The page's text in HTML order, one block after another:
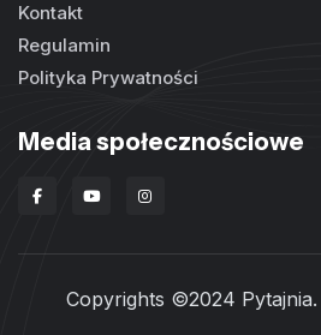
Kontakt
Regulamin
Polityka Prywatności
Media społecznościowe
Copyrights ©2024